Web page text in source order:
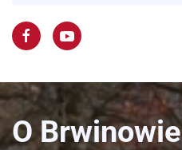
O Brwinowie